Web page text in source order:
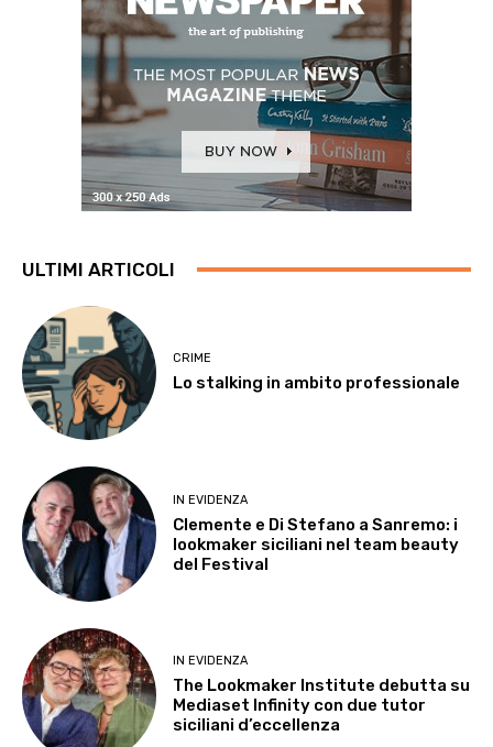
ULTIMI ARTICOLI
CRIME
Lo stalking in ambito professionale
IN EVIDENZA
Clemente e Di Stefano a Sanremo: i
lookmaker siciliani nel team beauty
del Festival
IN EVIDENZA
The Lookmaker Institute debutta su
Mediaset Infinity con due tutor
siciliani d’eccellenza